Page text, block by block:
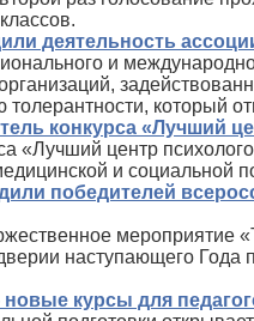
деятельность
и
который
конкурса «Лучший
«Лучший центр
и социальной
победителей
наступающего Года
курсы для